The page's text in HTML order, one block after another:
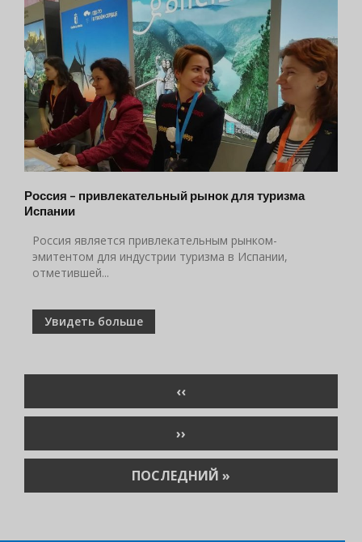
Россия – привлекательный рынок для туризма
Испании
Россия является привлекательным рынком-
эмитентом для индустрии туризма в Испании,
отметившей...
Увидеть больше
ПРЕДЫДУЩАЯ
СТРАНИЦА
‹‹
СЛЕДУЮЩАЯ
СТРАНИЦА
››
ПОСЛЕДНЯЯ
СТРАНИЦА
ПОСЛЕДНИЙ »